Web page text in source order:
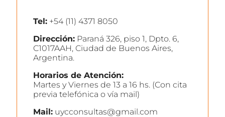
Tel: +54 (11) 4371 8050
Dirección: Paraná 326, piso 1, Dpto. 6,
C1017AAH, Ciudad de Buenos Aires,
Argentina.
Horarios de Atención:
Martes y Viernes de 13 a 16 hs. (Con cita
previa telefónica o vía mail)
Mail: uycconsultas@gmail.com